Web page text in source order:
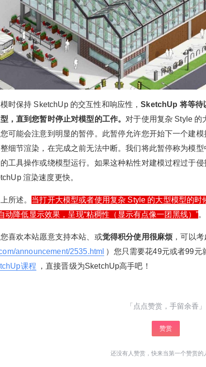
时保持 SketchUp 的交互性和响应性，SketchUp 将等待
，直到您暂时停止对模型的工作。 对于使用复杂 Style 的
可能会注意到明显的暂停。此暂停允许您开始下一个建
细节渲染，在完成之前无法中断。我们将此暂停称为模
工具操作或绕模型运行。如果这种粘性对建模过程过于
渲染速度更快。
所述。 当打开大模型或者使用复杂 Style 的大型模型的
动降低显示效果，呈现“粘稠性（显示有点像一团黑线）”
喜欢本站愿意支持本站、或觉得积分使用很麻烦 ，可以
announcement/2535.html ）您只需要花49元或者99元
课程 ，直接晋级为SketchUp高手吧！
「点点赞赏，手留余香」
赞赏
还没有人赞赏，快来当第一个赞赏的
少校-LA @
SketchUp
后模型似
团黑线
找到“渲染”这个
纹理的质量。
示效果，我们
2 元
限。
忘记密码？ 找回